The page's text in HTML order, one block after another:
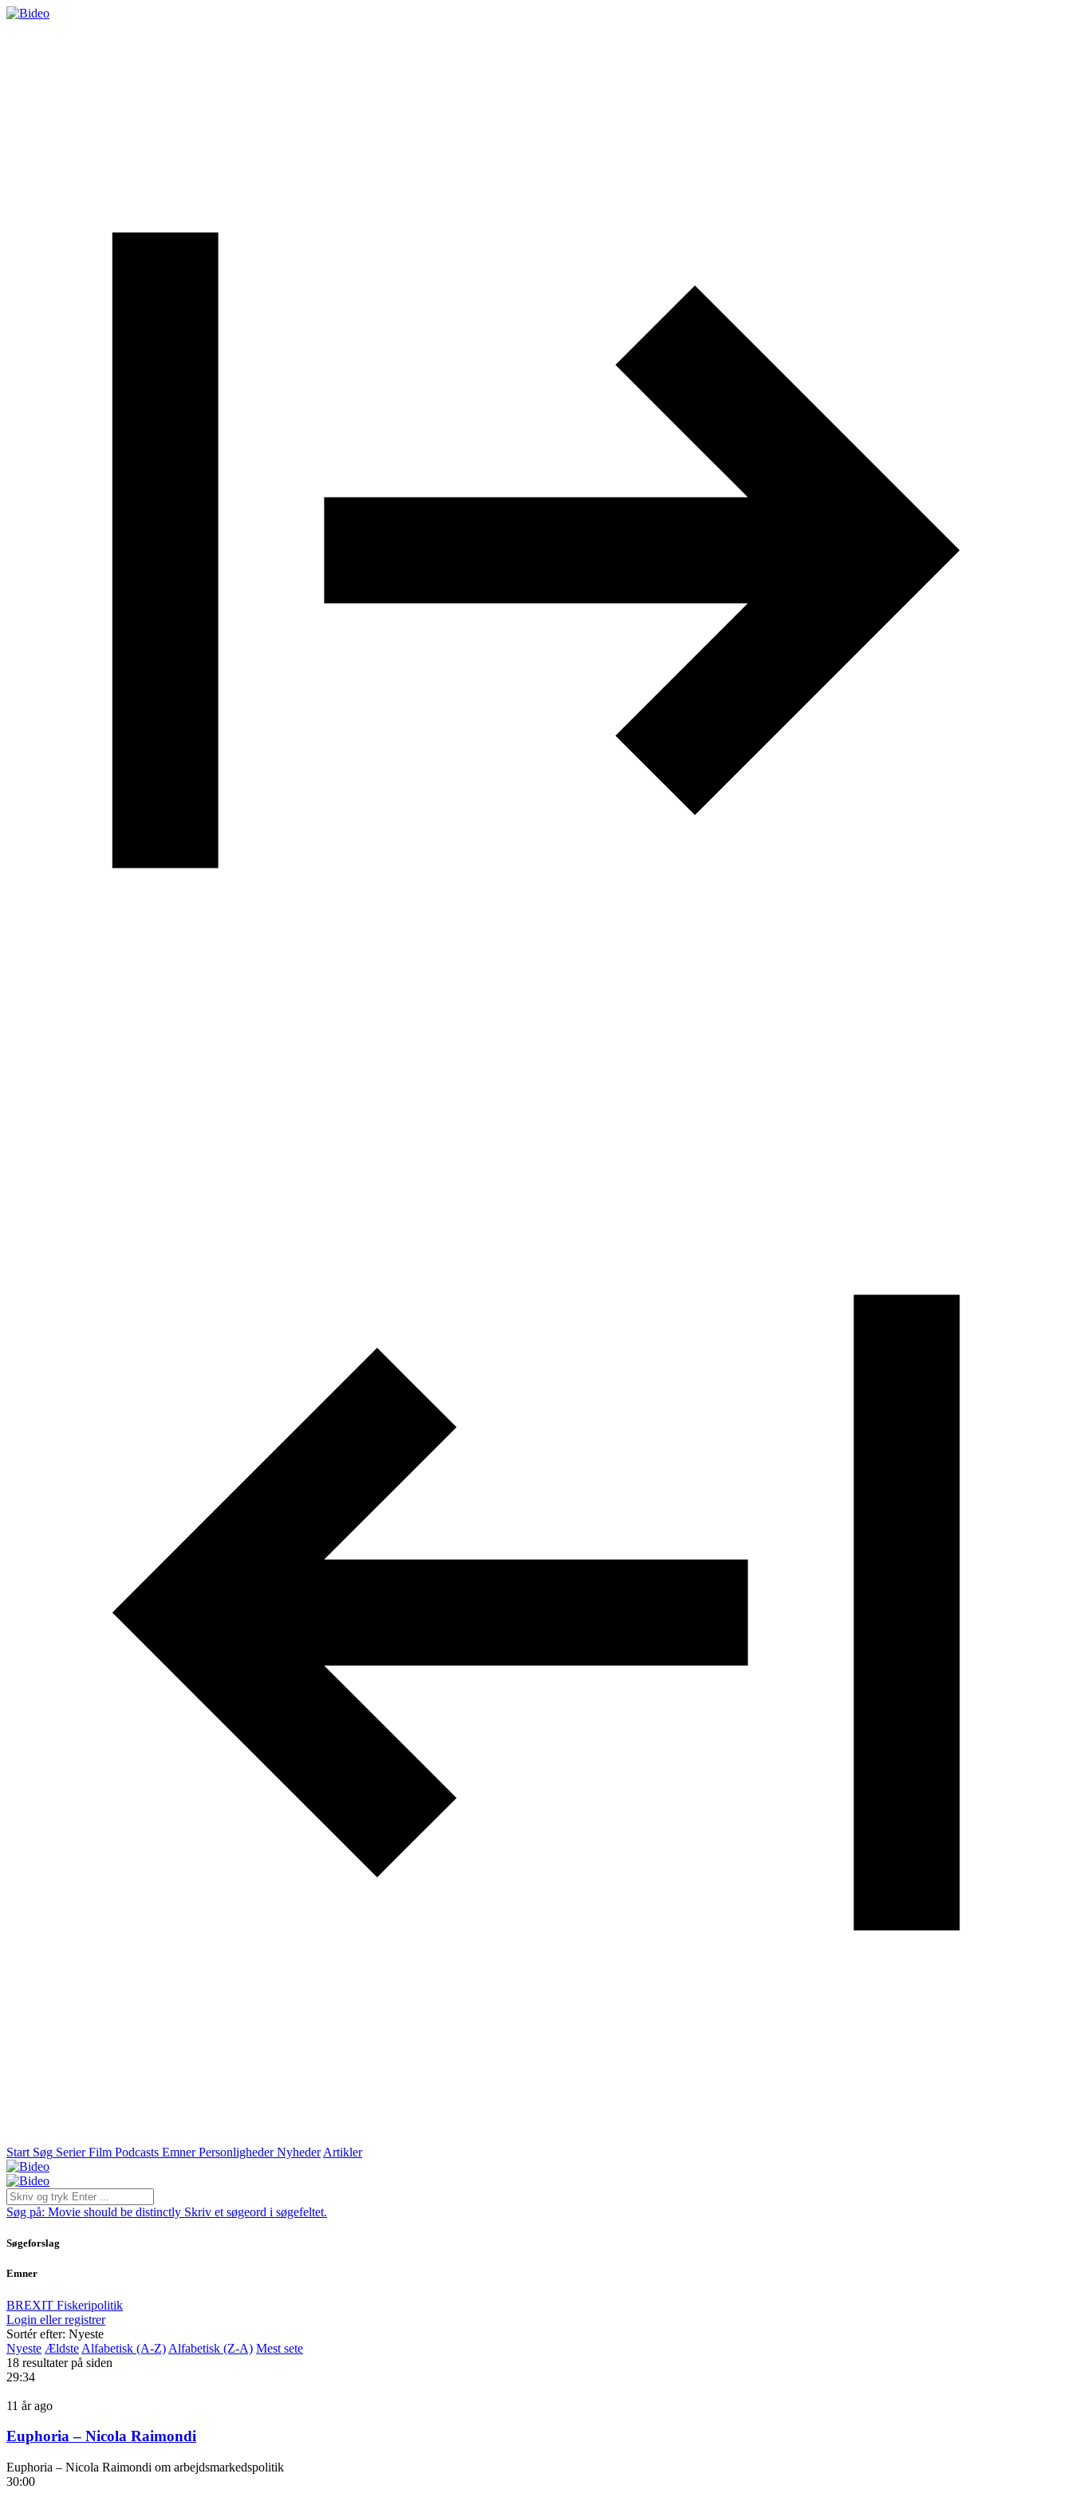
Start Søg Serier Film Podcasts Emner Personligheder Nyheder Artikler
Søg på: Movie should be distinctly Skriv et søgeord i søgefeltet.
Søgeforslag
Emner
BREXIT Fiskeripolitik
Login eller registrer
Sortér efter: Nyeste
Nyeste Ældste Alfabetisk (A-Z) Alfabetisk (Z-A) Mest sete
18 resultater på siden
29:34
11 år ago
Euphoria – Nicola Raimondi
Euphoria – Nicola Raimondi om arbejdsmarkedspolitik
30:00